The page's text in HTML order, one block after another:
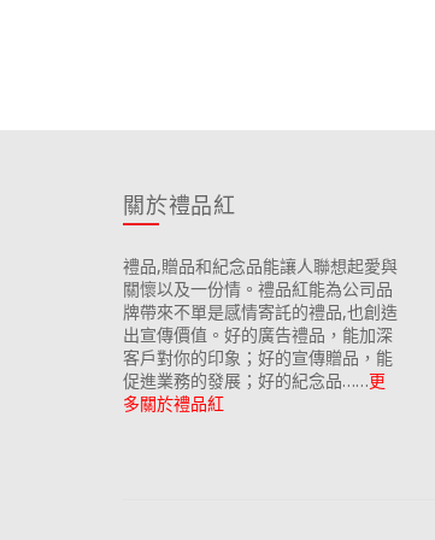
關於禮品紅
禮品,贈品和紀念品能讓人聯想起愛與
關懷以及一份情。禮品紅能為公司品
牌帶來不單是感情寄託的禮品,也創造
出宣傳價值。好的廣告禮品，能加深
客戶對你的印象；好的宣傳贈品，能
促進業務的發展；好的紀念品……更
多關於禮品紅